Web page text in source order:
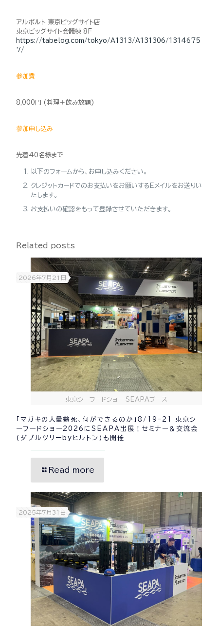
アルポルト 東京ビッグサイト店
東京ビッグサイト会議棟 8F
https://tabelog.com/tokyo/A1313/A131306/1314675
7/
参加費
8,000円 (料理＋飲み放題)
参加申し込み
先着40名様まで
以下のフォームから、お申し込みください。
クレジットカードでのお支払いをお願いするEメイルをお送りい
たします。
お支払いの確認をもって登録させていただきます。
Related posts
東京シーフードショー SEAPAブース
2026年7月21日
「マガキの大量斃死、何ができるのか」8/19–21 東京シ
ーフードショー2026にSEAPA出展！セミナー＆交流会
(ダブルツリーbyヒルトン)も開催
Read more
2025年7月31日